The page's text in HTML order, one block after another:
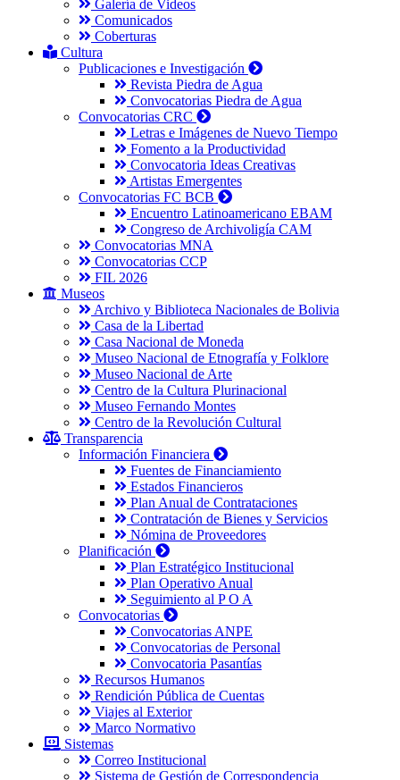
Galería de Videos
Comunicados
Coberturas
Cultura
Publicaciones e Investigación
Revista Piedra de Agua
Convocatorias Piedra de Agua
Convocatorias CRC
Letras e Imágenes de Nuevo Tiempo
Fomento a la Productividad
Convocatoria Ideas Creativas
Artistas Emergentes
Convocatorias FC BCB
Encuentro Latinoamericano EBAM
Congreso de Archivoligía CAM
Convocatorias MNA
Convocatorias CCP
FIL 2026
Museos
Archivo y Biblioteca Nacionales de Bolivia
Casa de la Libertad
Casa Nacional de Moneda
Museo Nacional de Etnografía y Folklore
Museo Nacional de Arte
Centro de la Cultura Plurinacional
Museo Fernando Montes
Centro de la Revolución Cultural
Transparencia
Información Financiera
Fuentes de Financiamiento
Estados Financieros
Plan Anual de Contrataciones
Contratación de Bienes y Servicios
Nómina de Proveedores
Planificación
Plan Estratégico Institucional
Plan Operativo Anual
Seguimiento al P O A
Convocatorias
Convocatorias ANPE
Convocatorias de Personal
Convocatoria Pasantías
Recursos Humanos
Rendición Pública de Cuentas
Viajes al Exterior
Marco Normativo
Sistemas
Correo Institucional
Sistema de Gestión de Correspondencia